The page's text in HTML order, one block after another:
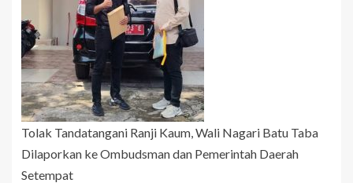
Tolak Tandatangani Ranji Kaum, Wali Nagari Batu Taba
Dilaporkan ke Ombudsman dan Pemerintah Daerah
Setempat